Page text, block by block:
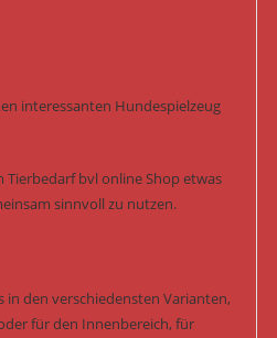
interessanten Hundespielzeug
Tierbedarf bvl online Shop etwas
sinnvoll zu nutzen.
in den verschiedensten Varianten,
für den Innenbereich, für